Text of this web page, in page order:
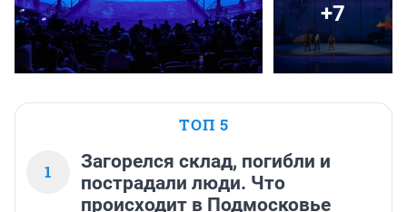
+7
ТОП 5
1
Загорелся склад, погибли и
пострадали люди. Что
происходит в Подмосковье